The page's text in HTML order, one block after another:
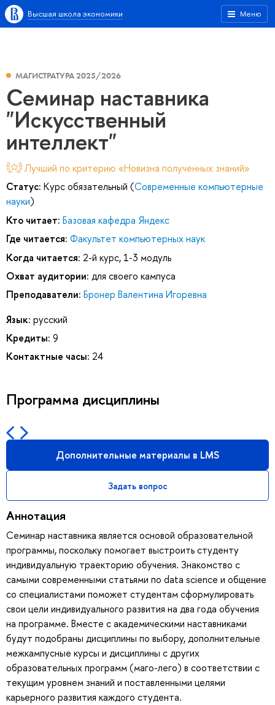
Меню
Высшая школа экономики
МАГИСТРАТУРА 2025/2026
Семинар наставника
"Искусственный
интеллект"
Лучший по критерию «Новизна полученных знаний»
Статус: Курс обязательный (Современные компьютерные
науки)
Кто читает: Базовая кафедра Яндекс
Где читается: Факультет компьютерных наук
Когда читается: 2-й курс, 1-3 модуль
Охват аудитории: для своего кампуса
Преподаватели: Бронер Валентина Игоревна
Язык: русский
Кредиты: 9
Контактные часы: 24
Программа дисциплины
Дополнительные материалы в LMS
Задать вопрос
Аннотация
Семинар наставника является основой образовательной
программы, поскольку помогает выстроить студенту
индивидуальную траекторию обучения. Знакомство с
самыми современными статьями по data science и общение
со специалистами поможет студентам сформулировать
свои цели индивидуального развития на два года обучения
на программе. Вместе с академическими наставниками
будут подобраны дисциплины по выбору, дополнительные
межкампусные курсы и дисциплины с других
образовательных программ (маго-лего) в соответствии с
текущим уровнем знаний и поставленными целями
карьерного развития каждого студента.